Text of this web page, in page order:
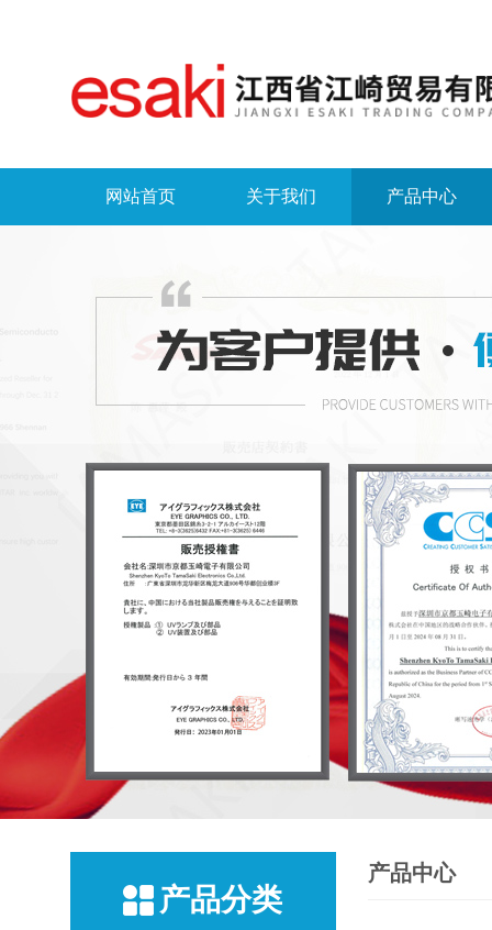
网站首页 关于我们 产品中心
产品分类
产品中心